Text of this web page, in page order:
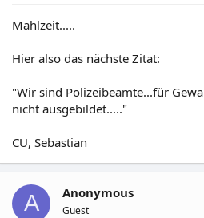
Mahlzeit.....
Hier also das nächste Zitat:
"Wir sind Polizeibeamte...für
nicht ausgebildet....."
CU, Sebastian
A Anonymous
Guest